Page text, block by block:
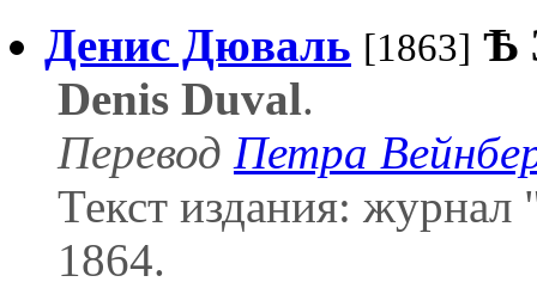
Дениc Дюваль [1863] Ѣ
Denis Duval.
Перевод Петра
Текст издания:
1864.